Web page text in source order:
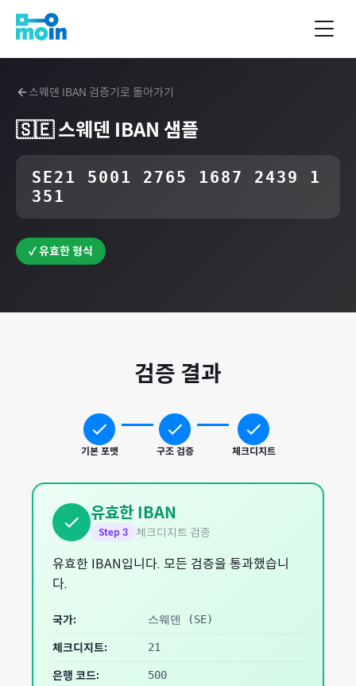
스웨덴 IBAN 검증기로 돌아가기
🇸🇪 스웨덴 IBAN 샘플
SE21 5001 2765 1687 2439 1
351
✓ 유효한 형식
검증 결과
기본 포맷 구조 검증 체크디지트
유효한 IBAN
Step 3 체크디지트 검증
유효한 IBAN입니다. 모든 검증을 통과했습니
다.
국가: 스웨덴 (SE)
체크디지트: 21
은행 코드: 500